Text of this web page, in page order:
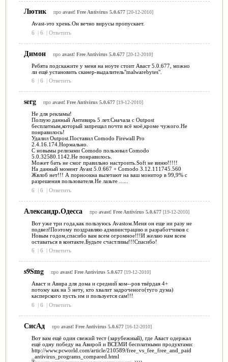
Лютик про avast! Free Antivirus 5.0.677[20-12-2010]
Avast-это хрень.Он вечно вирусы пропускает.
6
| 6 | Ответить
Димон про avast! Free Antivirus 5.0.677[20-12-2010]
Ребята подскажите у меня на ноуте стоит Аваст 5.0.677, можно
ли ещё установить сканер-выдалитель"malwarebytes".
6
| 6 | Ответить
serg про avast! Free Antivirus 5.0.677[19-12-2010]
Не для рекламы!
Ползую данный Антивирь 5 лет.Сначала с Outpost
бесплатным,который запрещал почти всё моё,кроме чужого.Не
понравилось!
Удалил Outpost.Поставил Comodo Firewall Pro
2.4.16.174.Нормально.
С новымы релизами Comodo пользовал Comodo
5.0.32580.1142.Не понравилось.
Может бать не смог правильно настроить.Soft не виню!!!!!
На данный момент Avast 5.0.667 + Comodo 3.12.111745.560
Жвлоб нет!!! А порноокна вылетают на ваш монитор в 99,9% с
разрешения пользователя.Не лазьте ......
6
| 6 | Ответить
Александр.Одесса про avast! Free Antivirus 5.0.677[19-12-2010]
Вот уже три года,как пользуюсь Avastом.Меня он еще ни разу не
подвел!Поэтому поздравляю администрацию и разработчиков с
Новым годом,спасибо вам всем огромное!!!И желаю нам всем
оставаться в контакте.Будьте счастливы!!!Спасибо!
6
| 6 | Ответить
s9Smg про avast! Free Antivirus 5.0.677[19-12-2010]
Аваст и Авира для дома и средний ком--ров твёрдая 4+
потому как на 5 нету, кто хвалит задроченого(туго дума)
касперского пусть им и пользуется сам!!!
6
| 6 | Ответить
СисАд про avast! Free Antivirus 5.0.677[16-12-2010]
Вот вам ещё один свежий тест (зарубежный), где Аваст одержал
ещё одну победу на Авирой и ВСЕМИ бесплатными продуктами:
http://www.pcworld.com/article/210589/free_vs_fee_free_and_paid
_antivirus_programs_compared.html